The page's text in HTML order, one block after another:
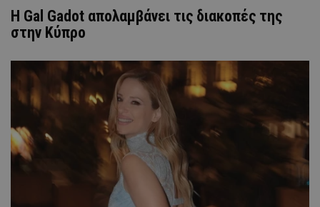
Η Gal Gadot απολαμβάνει τις διακοπές της
στην Κύπρο